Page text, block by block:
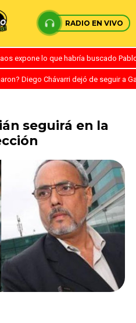
RADIO EN VIVO
expone lo que habría buscado
Diego Chávarri dejó de seguir a
seguirá en la